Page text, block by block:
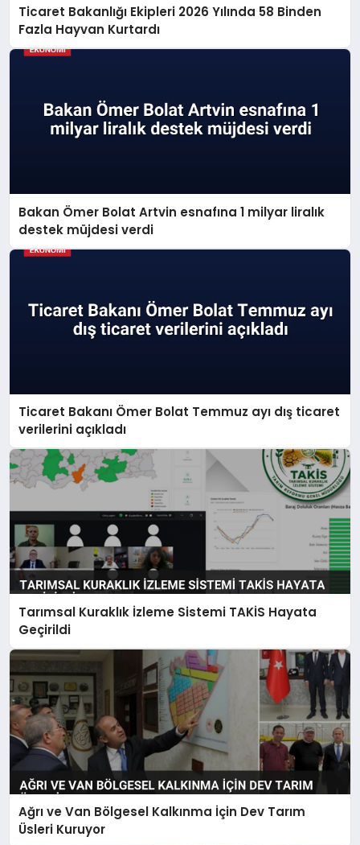
Ticaret Bakanlığı Ekipleri 2026 Yılında 58 Binden
Fazla Hayvan Kurtardı
Bakan Ömer Bolat Artvin esnafına 1 milyar liralık
destek müjdesi verdi
Ticaret Bakanı Ömer Bolat Temmuz ayı dış ticaret
verilerini açıkladı
Tarımsal Kuraklık İzleme Sistemi TAKİS Hayata
Geçirildi
Ağrı ve Van Bölgesel Kalkınma İçin Dev Tarım
Üsleri Kuruyor